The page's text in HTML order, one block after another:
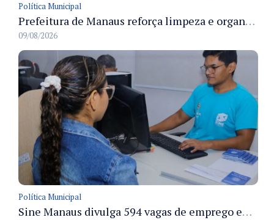
Política Municipal
Prefeitura de Manaus reforça limpeza e organização dos cemiterios municipais para receber famílias no Dia dos Pais
09/08/2026
Política Municipal
Sine Manaus divulga 594 vagas de emprego em Manaus com atendimento presencial nesta segunda-feira